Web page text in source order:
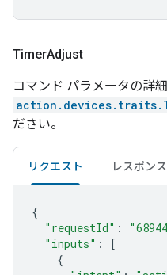
TimerAdjust
コマンド パラメータの詳
ださい。
リクエスト レスポンス
{
"requestId" :
"inputs" :
[
{